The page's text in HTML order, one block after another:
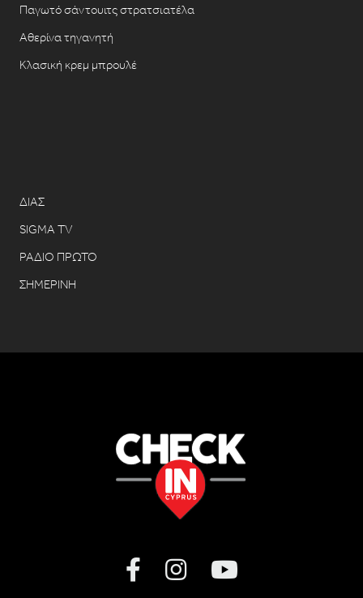
Παγωτό σάντουιτς στρατσιατέλα
Αθερίνα τηγανητή
Κλασική κρεμ μπρουλέ
ΔΙΑΣ
SIGMA TV
ΡΑΔΙΟ ΠΡΩΤΟ
ΣΗΜΕΡΙΝΗ